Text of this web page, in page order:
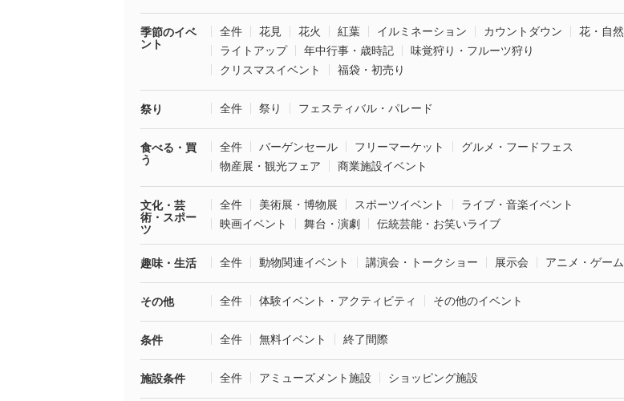
季節のイベ
ント
全件 花見 花火 紅葉 イルミネーション カウントダウン
花・自然
ライトアップ
年中行事・歳時記
味覚狩り・フルーツ狩り
クリスマスイベント
福袋・初売り
祭り 全件 祭り フェスティバル・パレード
食べる・買
う
全件 バーゲンセール フリーマーケット
グルメ・フードフェス
物産展・観光フェア
商業施設イベント
文化・芸
術・スポー
ツ
全件 美術展・博物展 スポーツイベント
ライブ・音楽イベント
映画イベント
舞台・演劇 伝統芸能・お笑いライブ
趣味・生活 全件 動物関連イベント 講演会・トークショー 展示会 アニメ・ゲーム
その他 全件 体験イベント・アクティビティ その他のイベント
条件 全件 無料イベント 終了間際
施設条件 全件 アミューズメント施設 ショッピング施設